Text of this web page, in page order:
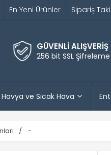
En Yeni Ürünler Sipariş
GÜVENLİ ALIŞVERİŞ
256 bit SSL Şifreleme
Havya ve Sıcak Hava
-